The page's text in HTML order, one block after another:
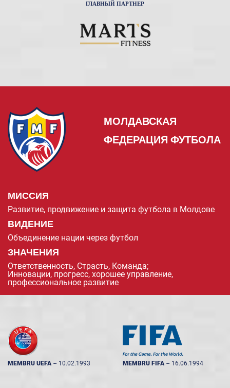
ГЛАВНЫЙ ПАРТНЕР
МОЛДАВСКАЯ
ФЕДЕРАЦИЯ ФУТБОЛА
МИССИЯ
Развитие, продвижение и защита футбола в Молдове
ВИДЕНИЕ
Объединение нации через футбол
ЗНАЧЕНИЯ
Ответственность, Страсть, Команда;
Инновации, прогресс, хорошее управление,
профессиональное развитие
MEMBRU UEFA -- 10.02.1993 MEMBRU FIFA -- 16.06.1994